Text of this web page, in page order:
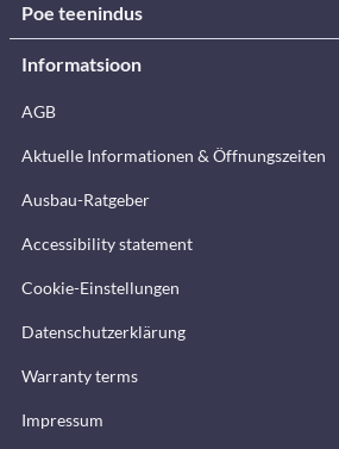
Poe teenindus
Informatsioon
AGB
Aktuelle Informationen & Öffnungszeiten
Ausbau-Ratgeber
Accessibility statement
Cookie-Einstellungen
Datenschutzerklärung
Warranty terms
Impressum